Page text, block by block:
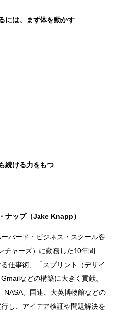
には、まず体を動かす
続ける力をもつ
ナップ（Jake Knapp）
バード・ビジネス・スクール客
チャーズ）に勤務した10年間
仕事術、「スプリント（デザイ
などの構築に大きく貢献。
NASA、国連、大英博物館などの
し、アイデア検証や問題解決を